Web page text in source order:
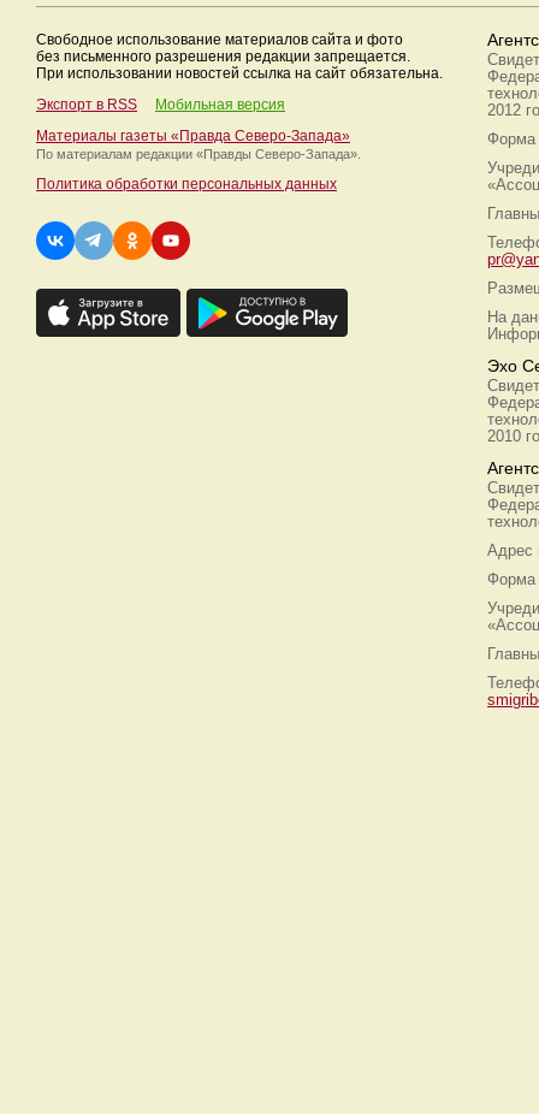
Свободное использование материалов сайта и фото
без письменного разрешения редакции запрещается.
При использовании новостей ссылка на сайт обязательна.
Экспорт в RSS
Мобильная версия
Материалы газеты «Правда Северо-Запада»
По материалам редакции «Правды Северо-Запада».
Политика обработки персональных данных
2012
Форма
На
Эхо
2010
Адрес
Форма